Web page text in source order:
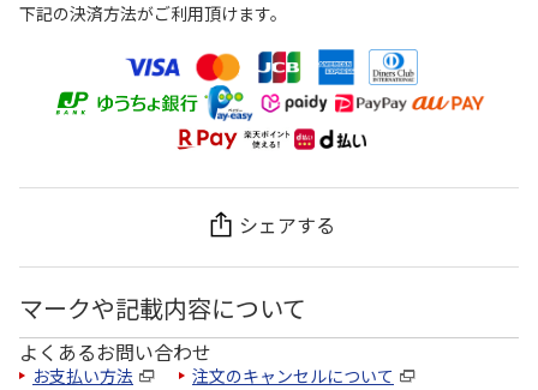
下記の決済方法がご利用頂けます。
シェアする
マークや記載内容について
よくあるお問い合わせ
お支払い方法 注文のキャンセルについて